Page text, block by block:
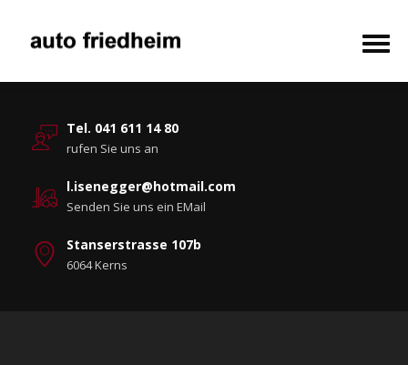
Tel. 041 611 14 80
rufen Sie uns an
l.isenegger@hotmail.com
Senden Sie uns ein EMail
Stanserstrasse 107b
6064 Kerns